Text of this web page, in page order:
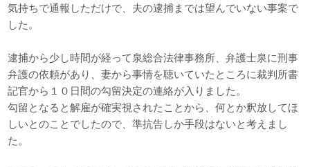
気持ちで通報しただけで、夫の逮捕までは望んでいない事案で
した。
逮捕から少し時間が経って泉総合法律事務所、弁護士泉に刑事
弁護の依頼があり、妻から事情を聴いていたところに裁判所書
記官から１０日間の勾留決定の連絡が入りました。
勾留となると解雇が確実視されたことから、何とか釈放してほ
しいとのことでしたので、準抗告しか手段はないと考えまし
た。